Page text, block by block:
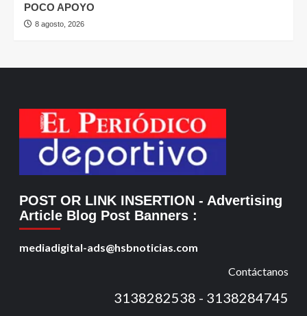
POCO APOYO
8 agosto, 2026
POST OR LINK INSERTION - Advertising
Article Blog Post Banners :
mediadigital-ads@hsbnoticias.com
Contáctanos
3138282538 - 3138284745